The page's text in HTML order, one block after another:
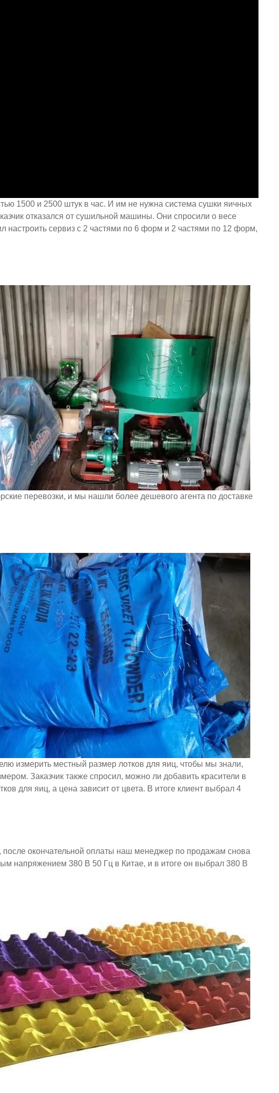
1500 и 2500 штук в час. И им не нужна система сушки яичных
отказался от сушильной машины. Они спросили о весе
сервиз с 2 частями по 6 форм и 2 частями по 12 форм,
перевозки, и мы нашли более дешевого агента по доставке
измерить местный размер лотков для яиц, чтобы мы знали,
Заказчик также спросил, можно ли добавить красители в
для яиц, а цена зависит от цвета. В итоге клиент выбрал 4
окончательной оплаты наш менеджер по продажам снова
напряжением 380 В 50 Гц в Китае, и в итоге он выбрал 380 В